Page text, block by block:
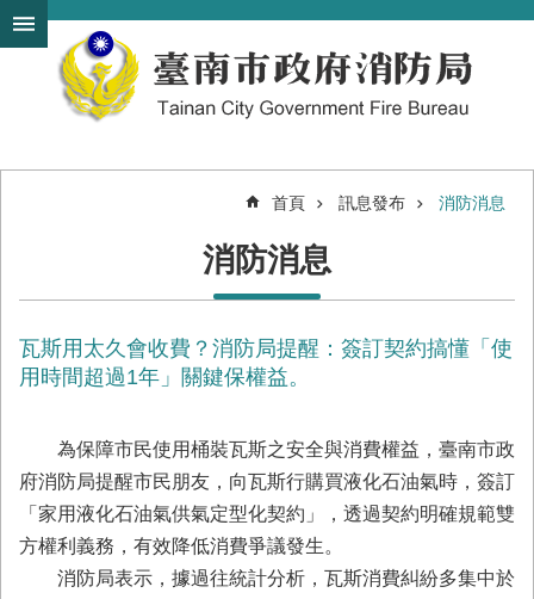
跳到主要內容區塊
搜
尋
進
介
訊
息
便
民
服
務
首頁 訊息發布 消防消息
消防消息
瓦斯用太久會收費？消防局提醒：簽訂契約搞懂「使
用時間超過1年」關鍵保權益。
為保障市民使用桶裝瓦斯之安全與消費權益，臺南市政
府消防局提醒市民朋友，向瓦斯行購買液化石油氣時，簽訂
「家用液化石油氣供氣定型化契約」，透過契約明確規範雙
方權利義務，有效降低消費爭議發生。
消防局表示，據過往統計分析，瓦斯消費糾紛多集中於